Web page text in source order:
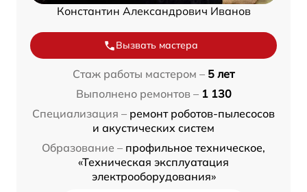
Константин Александрович Иванов
Вызвать мастера
Стаж работы мастером – 5 лет
Выполнено ремонтов – 1 130
Специализация – ремонт роботов-пылесосов
и акустических систем
Образование – профильное техническое,
«Техническая эксплуатация
электрооборудования»